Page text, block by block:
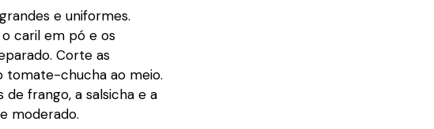
e uniformes.
caril em pó e os
Corte as
tomate-chucha ao meio.
frango, a salsicha e a
moderado.